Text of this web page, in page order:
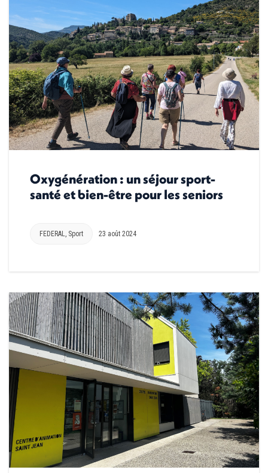
Oxygénération : un séjour sport-
santé et bien-être pour les seniors
FEDERAL, Sport 23 août 2024